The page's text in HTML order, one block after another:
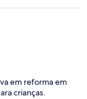
em reforma em
crianças.